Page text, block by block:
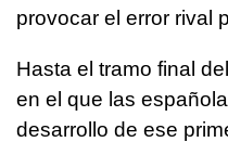
provocar el error rival
Hasta el tramo final
en el que las
desarrollo de ese